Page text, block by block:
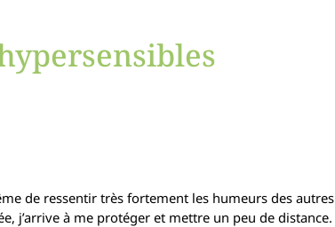
de ressentir très fortement les humeurs des autres
j’arrive à me protéger et mettre un peu de distance.